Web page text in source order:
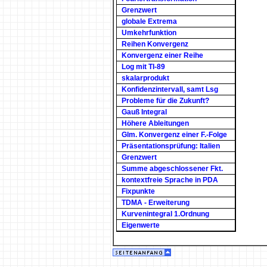
Grenzwert
globale Extrema
Umkehrfunktion
Reihen Konvergenz
Konvergenz einer Reihe
Log mit TI-89
skalarprodukt
Konfidenzintervall, samt Lsg
Probleme für die Zukunft?
Gauß Integral
Höhere Ableitungen
Glm. Konvergenz einer F.-Folge
Präsentationsprüfung: Italien
Grenzwert
Summe abgeschlossener Fkt.
kontextfreie Sprache in PDA
Fixpunkte
TDMA - Erweiterung
Kurvenintegral 1.Ordnung
Eigenwerte